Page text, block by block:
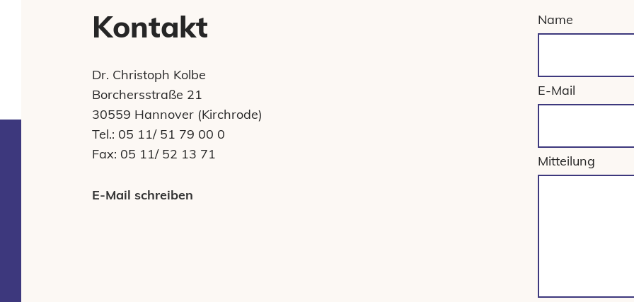
Kontakt
Dr. Christoph Kolbe
Borchersstraße 21
30559 Hannover (Kirchrode)
Tel.: 05 11/ 51 79 00 0
Fax: 05 11/ 52 13 71
E-Mail schreiben
Name
E-Mail
Mitteilung